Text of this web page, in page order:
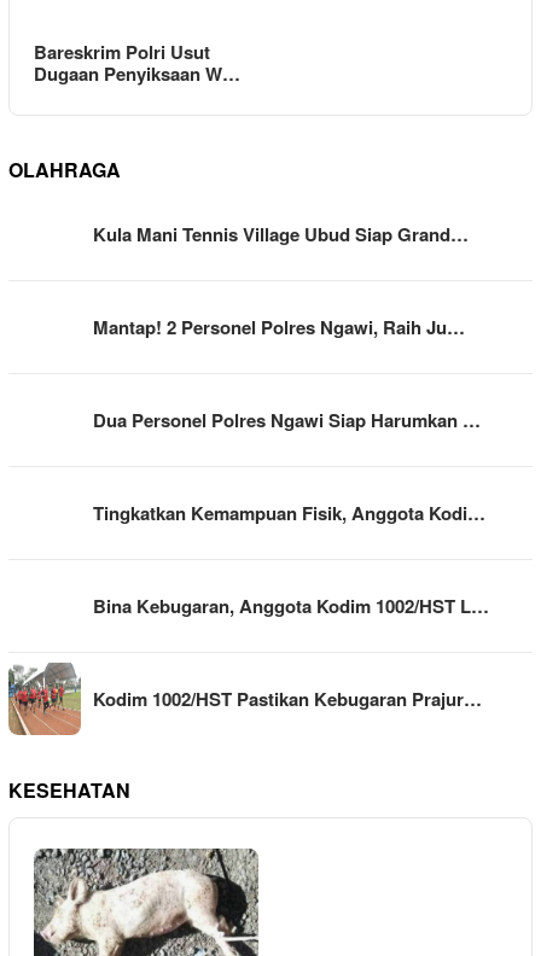
Bareskrim Polri Usut
Dugaan Penyiksaan W…
OLAHRAGA
Kula Mani Tennis Village Ubud Siap Grand…
Mantap! 2 Personel Polres Ngawi, Raih Ju…
Dua Personel Polres Ngawi Siap Harumkan …
Tingkatkan Kemampuan Fisik, Anggota Kodi…
Bina Kebugaran, Anggota Kodim 1002/HST L…
Kodim 1002/HST Pastikan Kebugaran Prajur…
KESEHATAN